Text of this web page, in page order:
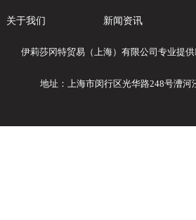
关于我们 新闻资讯
伊莉莎冈特贸易（上海）有限公司专业提
地址：上海市闵行区光华路248号漕